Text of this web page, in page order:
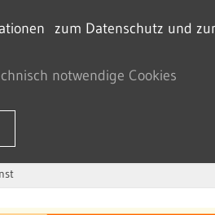
zum Datenschutz und
notwendige Cookies
springen